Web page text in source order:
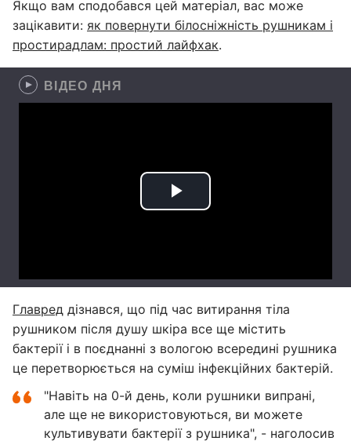
Якщо вам сподобався цей матеріал, вас може
зацікавити: як повернути білосніжність рушникам і
простирадлам: простий лайфхак.
ВІДЕО ДНЯ
Главред дізнався, що під час витирання тіла
рушником після душу шкіра все ще містить
бактерії і в поєднанні з вологою всередині рушника
це перетворюється на суміш інфекційних бактерій.
"Навіть на 0-й день, коли рушники випрані,
але ще не використовуються, ви можете
культивувати бактерії з рушника", - наголосив